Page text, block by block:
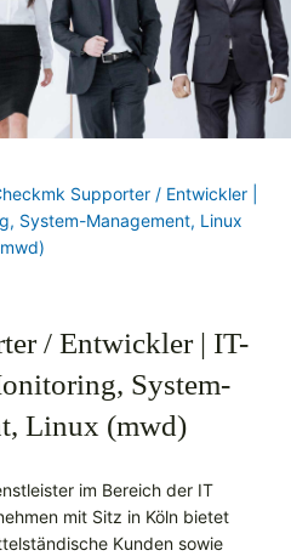
Supporter / Entwickler |
System-Management, Linux
/ Entwickler | IT-
System-
Linux (mwd)
im Bereich der IT
mit Sitz in Köln bietet
Kunden sowie